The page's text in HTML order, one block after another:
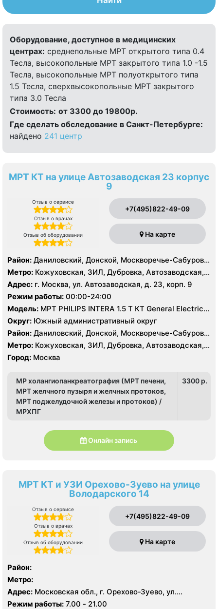
Оборудование, доступное в медицинских
центрах: среднепольные МРТ открытого типа 0.4
Тесла, высокопольные МРТ закрытого типа 1.0 -1.5
Тесла, высокопольные МРТ полуоткрытого типа
1.5 Тесла, сверхвысокопольные МРТ закрытого
типа 3.0 Тесла
Стоимость: от 3300 до 19800р.
Где сделать обследование в Санкт-Петербурге:
найдено 241 центр
МРТ КТ на улице Автозаводская 23 корпус
9
Отзыв о сервисе
Отзыв о врачах
Отзыв об оборудовании
+7(495)822-49-09
На карте
Район: Даниловский, Донской, Москворечье-Сабурово,
Нагатино-Садовники, Нагатинский Затон, Нагорный
Метро: Кожуховская, ЗИЛ, Дубровка, Автозаводская,
Нагатинская, Технопарк, Тульская, Угрешская
Адрес: г. Москва, ул. Автозаводская, д. 23, корп. 9
Режим работы: 00:00-24:00
Модель: МРТ PHILIPS INTERA 1.5 T КТ General Electric
LIGHT SPEED 64 среза
Округ: Южный административный округ
Район: Даниловский, Донской, Москворечье-Сабурово,
Нагатино-Садовники, Нагатинский Затон, Нагорный
Метро: Кожуховская, ЗИЛ, Дубровка, Автозаводская,
Нагатинская, Технопарк, Тульская, Угрешская
Город: Москва
МР холангиопанкреатография (МРТ печени,
МРТ желчного пузыря и желчных протоков,
МРТ поджелудочной железы и протоков) /
МРХПГ
3300 p.
Онлайн запись
МРТ КТ и УЗИ Орехово-Зуево на улице
Володарского 14
Отзыв о сервисе
Отзыв о врачах
Отзыв об оборудовании
+7(495)822-49-09
На карте
Район:
Метро:
Адрес: Московская обл., г. Орехово-Зуево, ул.
Володарского, 14
Режим работы: 7.00 - 21.00